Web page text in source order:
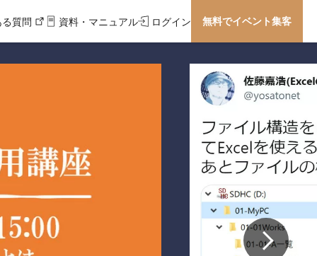
る質問 資料・マニュアル ログイン 無料でイベント集客